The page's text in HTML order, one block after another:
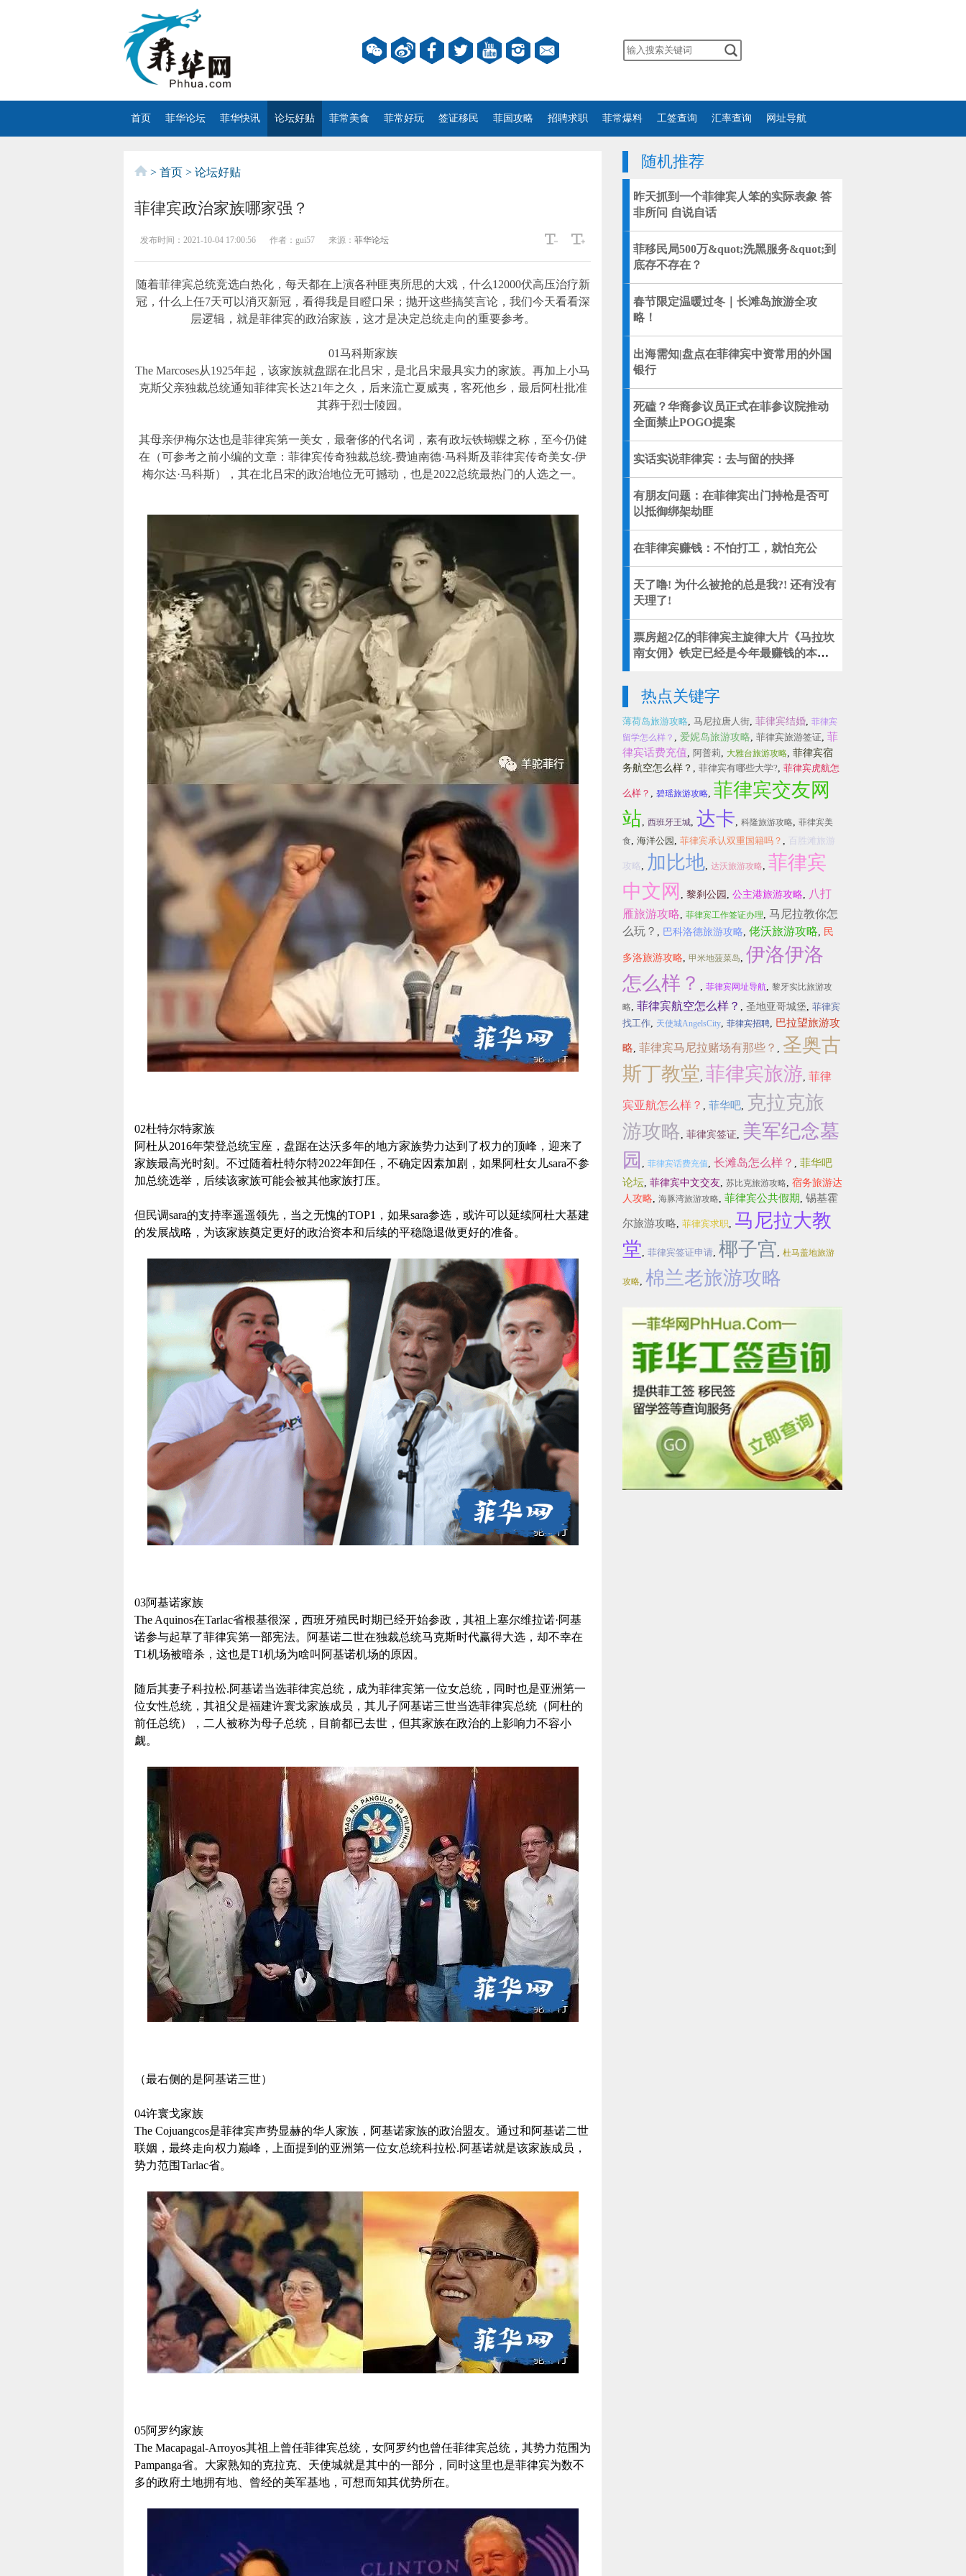
首页 菲华论坛 菲华快讯 论坛好贴 菲常美食 菲常好玩 签证移民 菲国攻略 招聘求职 菲常爆料 工签查询 汇率查询 网址导航
> 首页 > 论坛好贴
菲律宾政治家族哪家强？
发布时间： 2021-10-04 17:00:56 作者： gui57 来源： 菲华论坛
随着菲律宾总统竞选白热化，每天都在上演各种匪夷所思的大戏，什么12000伏高压治疗新
冠，什么上任7天可以消灭新冠，看得我是目瞪口呆；抛开这些搞笑言论，我们今天看看深
层逻辑，就是菲律宾的政治家族，这才是决定总统走向的重要参考。
01马科斯家族
The Marcoses从1925年起，该家族就盘踞在北吕宋，是北吕宋最具实力的家族。再加上小马
克斯父亲独裁总统通知菲律宾长达21年之久，后来流亡夏威夷，客死他乡，最后阿杜批准
其葬于烈士陵园。
其母亲伊梅尔达也是菲律宾第一美女，最奢侈的代名词，素有政坛铁蝴蝶之称，至今仍健
在（可参考之前小编的文章：菲律宾传奇独裁总统-费迪南德·马科斯及菲律宾传奇美女-伊
梅尔达·马科斯），其在北吕宋的政治地位无可撼动，也是2022总统最热门的人选之一。
02杜特尔特家族
阿杜从2016年荣登总统宝座，盘踞在达沃多年的地方家族势力达到了权力的顶峰，迎来了
家族最高光时刻。不过随着杜特尔特2022年卸任，不确定因素加剧，如果阿杜女儿sara不参
加总统选举，后续该家族可能会被其他家族打压。
但民调sara的支持率遥遥领先，当之无愧的TOP1，如果sara参选，或许可以延续阿杜大基建
的发展战略，为该家族奠定更好的政治资本和后续的平稳隐退做更好的准备。
03阿基诺家族
The Aquinos在Tarlac省根基很深，西班牙殖民时期已经开始参政，其祖上塞尔维拉诺·阿基
诺参与起草了菲律宾第一部宪法。阿基诺二世在独裁总统马克斯时代赢得大选，却不幸在
T1机场被暗杀，这也是T1机场为啥叫阿基诺机场的原因。
随后其妻子科拉松.阿基诺当选菲律宾总统，成为菲律宾第一位女总统，同时也是亚洲第一
位女性总统，其祖父是福建许寰戈家族成员，其儿子阿基诺三世当选菲律宾总统（阿杜的
前任总统），二人被称为母子总统，目前都已去世，但其家族在政治的上影响力不容小
觑。
（最右侧的是阿基诺三世）
04许寰戈家族
The Cojuangcos是菲律宾声势显赫的华人家族，阿基诺家族的政治盟友。通过和阿基诺二世
联姻，最终走向权力巅峰，上面提到的亚洲第一位女总统科拉松.阿基诺就是该家族成员，
势力范围Tarlac省。
05阿罗约家族
The Macapagal-Arroyos其祖上曾任菲律宾总统，女阿罗约也曾任菲律宾总统，其势力范围为
Pampanga省。大家熟知的克拉克、天使城就是其中的一部分，同时这里也是菲律宾为数不
多的政府土地拥有地、曾经的美军基地，可想而知其优势所在。
随机推荐
昨天抓到一个菲律宾人笨的实际表象 答
非所问 自说自话
菲移民局500万&quot;洗黑服务&quot;到
底存不存在？
春节限定温暖过冬｜长滩岛旅游全攻
略！
出海需知|盘点在菲律宾中资常用的外国
银行
死磕？华裔参议员正式在菲参议院推动
全面禁止POGO提案
实话实说菲律宾：去与留的抉择
有朋友问题：在菲律宾出门持枪是否可
以抵御绑架劫匪
在菲律宾赚钱：不怕打工，就怕充公
天了噜! 为什么被抢的总是我?! 还有没有
天理了!
票房超2亿的菲律宾主旋律大片《马拉坎
南女佣》铁定已经是今年最赚钱的本土
热点关键字
薄荷岛旅游攻略, 马尼拉唐人街, 菲律宾结婚, 菲律宾
留学怎么样？ , 爱妮岛旅游攻略, 菲律宾旅游签证, 菲
律宾话费充值, 阿普莉, 大雅台旅游攻略, 菲律宾宿
务航空怎么样？ , 菲律宾有哪些大学?, 菲律宾虎航怎
么样？ , 碧瑶旅游攻略, 菲律宾交友网
站, 西班牙王城, 达卡, 科隆旅游攻略, 菲律宾美
食, 海洋公园 , 菲律宾承认双重国籍吗？ , 百胜滩旅游
攻略 , 加比地, 达沃旅游攻略, 菲律宾
中文网 , 黎刹公园 , 公主港旅游攻略, 八打
雁旅游攻略, 菲律宾工作签证办理, 马尼拉教你怎
么玩？ , 巴科洛德旅游攻略, 佬沃旅游攻略, 民
多洛旅游攻略, 甲米地菠菜岛, 伊洛伊洛
怎么样？ , 菲律宾网址导航, 黎牙实比旅游攻
略, 菲律宾航空怎么样？ , 圣地亚哥城堡, 菲律宾
找工作, 天使城AngelsCity, 菲律宾招聘, 巴拉望旅游攻
略, 菲律宾马尼拉赌场有那些？ , 圣奥古
斯丁教堂, 菲律宾旅游, 菲律
宾亚航怎么样？ , 菲华吧, 克拉克旅
游攻略, 菲律宾签证, 美军纪念墓
园 , 菲律宾话费充值, 长滩岛怎么样？ , 菲华吧
论坛, 菲律宾中文交友, 苏比克旅游攻略, 宿务旅游达
人攻略, 海豚湾旅游攻略, 菲律宾公共假期 , 锡基霍
尔旅游攻略, 菲律宾求职, 马尼拉大教
堂, 菲律宾签证申请, 椰子宫, 杜马盖地旅游
攻略, 棉兰老旅游攻略